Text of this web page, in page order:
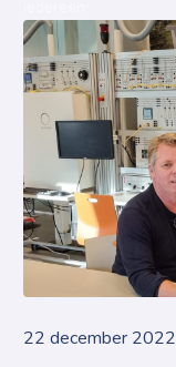
22 december 2022